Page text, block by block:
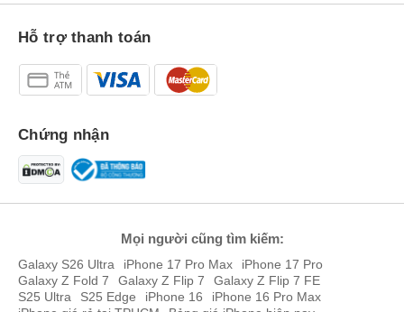
zoom lên. Bên cạnh đó camera trước có độ phân giải 20MP hỗ trợ
Hỗ trợ thanh toán
Chứng nhận
Mọi người cũng tìm kiếm:
Galaxy S26 Ultra iPhone 17 Pro Max
iPhone 17 Pro
Galaxy Z Fold 7
Galaxy Z Flip 7
Galaxy Z Flip 7 FE
S25 Ultra
S25 Edge iPhone 16
iPhone 16 Pro Max